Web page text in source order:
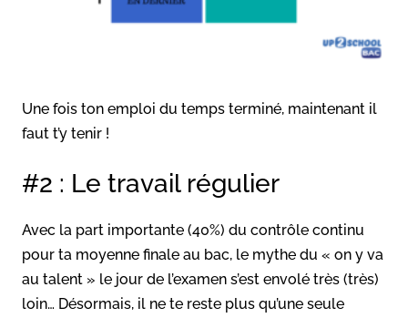
Une fois ton emploi du temps terminé, maintenant il
faut t’y tenir !
#2 : Le travail régulier
Avec la part importante (40%) du contrôle continu
pour ta moyenne finale au bac, le mythe du « on y va
au talent » le jour de l’examen s’est envolé très (très)
loin… Désormais, il ne te reste plus qu’une seule